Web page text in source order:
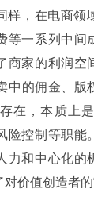
样，在电商领
等一系列中间
商家的利润空
中的佣金、
在，本质上
险控制等职能
力和中心化的
价值创造者的